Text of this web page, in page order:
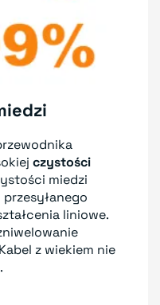
czystości
miedzi
liniowe.
z wiekiem nie